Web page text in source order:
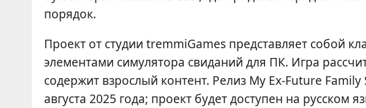
порядок.
Проект от студии tremmiGames представляет собой
элементами симулятора свиданий для ПК. Игра
содержит взрослый контент. Релиз My Ex-Future
августа 2025 года; проект будет доступен на русском